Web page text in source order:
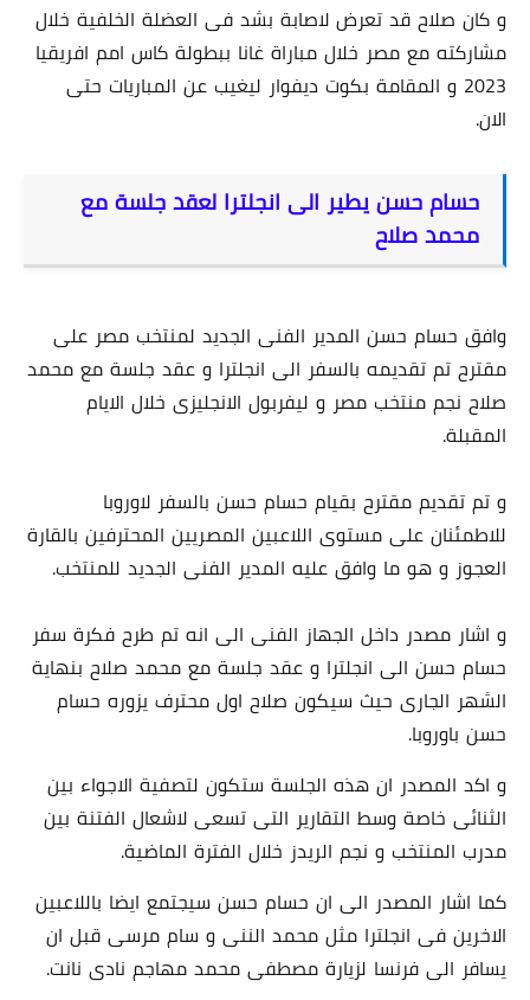
و كان صلاح قد تعرض لاصابة بشد فى العضلة الخلفية خلال
مشاركته مع مصر خلال مباراة غانا ببطولة كاس امم افريقيا
2023 و المقامة بكوت ديفوار ليغيب عن المباريات حتى
الان.
حسام حسن يطير الى انجلترا لعقد جلسة مع
محمد صلاح
وافق حسام حسن المدير الفنى الجديد لمنتخب مصر على
مقترح تم تقديمه بالسفر الى انجلترا و عقد جلسة مع محمد
صلاح نجم منتخب مصر و ليفربول الانجليزى خلال الايام
المقبلة.
و تم تقديم مقترح بقيام حسام حسن بالسفر لاوروبا
للاطمئنان على مستوى اللاعبين المصريين المحترفين بالقارة
العجوز و هو ما وافق عليه المدير الفنى الجديد للمنتخب.
و اشار مصدر داخل الجهاز الفنى الى انه تم طرح فكرة سفر
حسام حسن الى انجلترا و عقد جلسة مع محمد صلاح بنهاية
الشهر الجارى حيث سيكون صلاح اول محترف يزوره حسام
حسن باوروبا.
و اكد المصدر ان هذه الجلسة ستكون لتصفية الاجواء بين
الثنائى خاصة وسط التقارير التى تسعى لاشعال الفتنة بين
مدرب المنتخب و نجم الريدز خلال الفترة الماضية.
كما اشار المصدر الى ان حسام حسن سيجتمع ايضا باللاعبين
الاخرين فى انجلترا مثل محمد الننى و سام مرسى قبل ان
يسافر الى فرنسا لزيارة مصطفى محمد مهاجم نادى نانت.